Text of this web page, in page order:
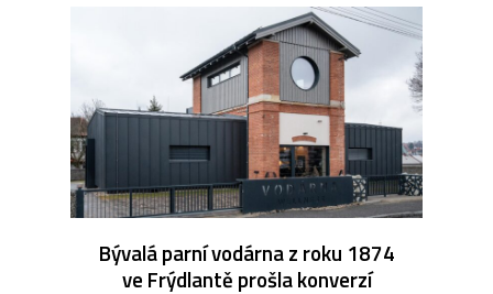
Bývalá parní vodárna z roku 1874
ve Frýdlantě prošla konverzí